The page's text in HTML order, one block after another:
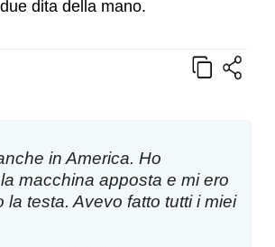
dita della mano.
in America. Ho
macchina apposta e mi ero
la testa. Avevo fatto tutti i miei